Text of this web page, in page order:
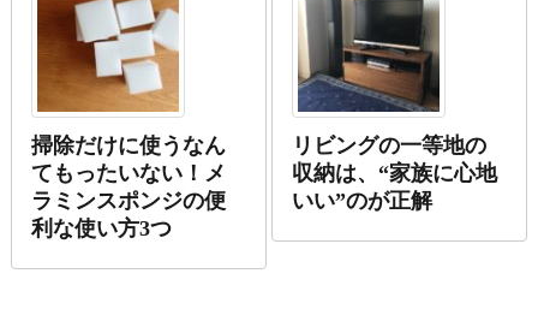
掃除だけに使うなん
てもったいない！メ
ラミンスポンジの便
利な使い方3つ
リビングの一等地の
収納は、“家族に心地
いい”のが正解